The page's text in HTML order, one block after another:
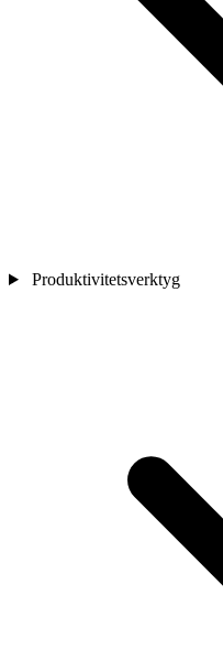
Produktivitetsverktyg